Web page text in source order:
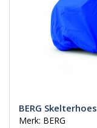
BERG Skelterhoes
Merk: BERG